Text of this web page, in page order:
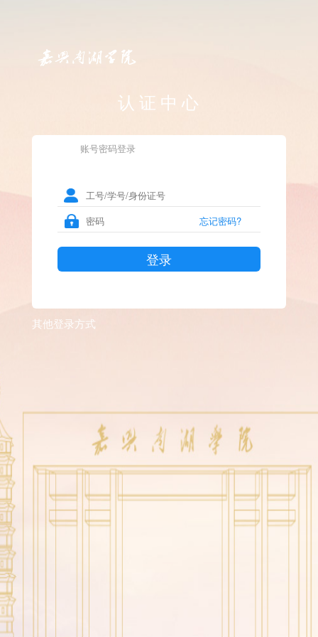
认证中心
账号密码登录
忘记密码?
登录
其他登录方式